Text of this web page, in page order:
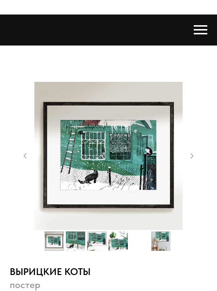
ВЫРИЦКИЕ КОТЫ
постер